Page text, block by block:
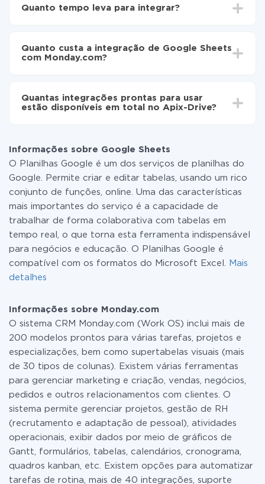
para Monday.com
automaticamente de Google Sheets para
Monday.com
Quanto tempo leva para integrar?
30 minutos. Em média, a configuração leva de 10 a 15
minutos.
Quanto custa a integração de Google Sheets
com Monday.com?
as tarifas. Você paga apenas pela quantidade de
dados que é realmente transferida de um de seus
ou mudar para um de pago, se necessário. Mais
detalhes sobretarifas.
Quantas integrações prontas para usar
estão disponíveis em total no Apix-Drive?
Informações sobre Google Sheets
O Planilhas Google é um dos serviços de planilhas do
Google. Permite criar e editar tabelas, usando um rico
conjunto de funções, online. Uma das características
mais importantes do serviço é a capacidade de
trabalhar de forma colaborativa com tabelas em
tempo real, o que torna esta ferramenta indispensável
para negócios e educação. O Planilhas Google é
compatível com os formatos do Microsoft Excel.
Mais
detalhes
Informações sobre Monday.com
O sistema CRM Monday.com (Work OS) inclui mais de
200 modelos prontos para várias tarefas, projetos e
especializações, bem como supertabelas visuais (mais
de 30 tipos de colunas). Existem várias ferramentas
para gerenciar marketing e criação, vendas, negócios,
pedidos e outros relacionamentos com clientes. O
sistema permite gerenciar projetos, gestão de RH
(recrutamento e adaptação de pessoal), atividades
operacionais, exibir dados por meio de gráficos de
Gantt, formulários, tabelas, calendários, cronograma,
quadros kanban, etc. Existem opções para automatizar
tarefas de rotina, mais de 40 integrações, suporte